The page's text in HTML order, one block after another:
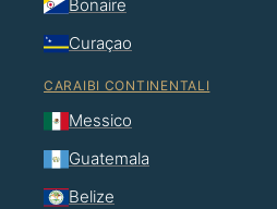
Bonaire
Curaçao
CARAIBI CONTINENTALI
Messico
Guatemala
Belize